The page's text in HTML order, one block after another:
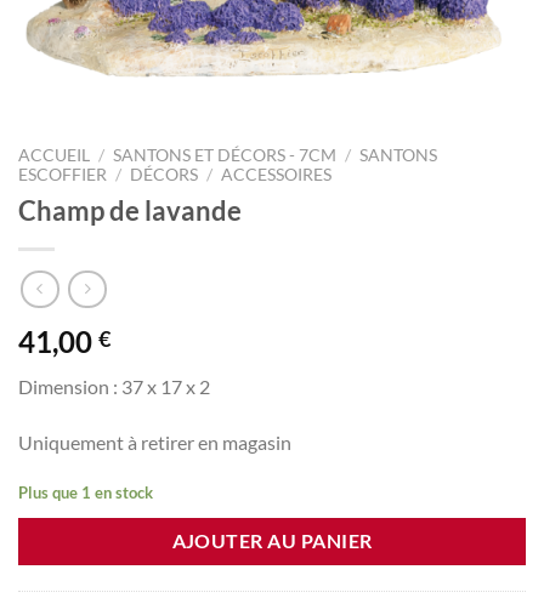
ACCUEIL / SANTONS ET DÉCORS - 7CM / SANTONS
ESCOFFIER / DÉCORS / ACCESSOIRES
Champ de lavande
41,00 €
Dimension : 37 x 17 x 2
Uniquement à retirer en magasin
Plus que 1 en stock
AJOUTER AU PANIER